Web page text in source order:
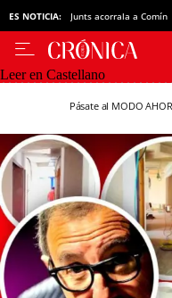
ES NOTICIA: Junts acorrala a Comín
Leer en Castellano
Pásate al MODO